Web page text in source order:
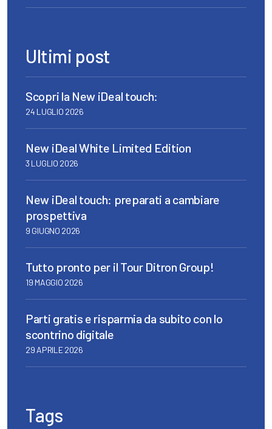
Ultimi post
Scopri la New iDeal touch:
24 LUGLIO 2026
New iDeal White Limited Edition
3 LUGLIO 2026
New iDeal touch: preparati a cambiare
prospettiva
9 GIUGNO 2026
Tutto pronto per il Tour Ditron Group!
19 MAGGIO 2026
Parti gratis e risparmia da subito con lo
scontrino digitale
29 APRILE 2026
Tags